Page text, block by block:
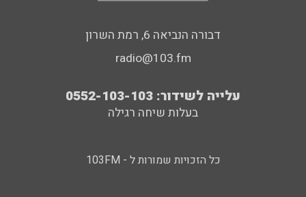
דבורה הנביאה 6, רמת השרון
radio@103.fm
עלייה לשידור: 0552-103-103
בעלות שיחה רגילה
כל הזכויות שמורות ל - 103FM